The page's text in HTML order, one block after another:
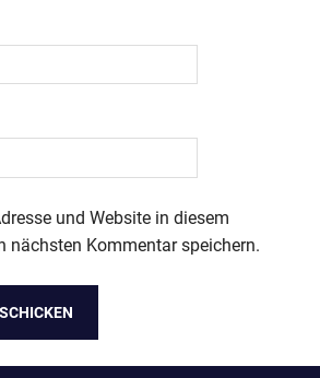
und Website in diesem
nächsten Kommentar speichern.